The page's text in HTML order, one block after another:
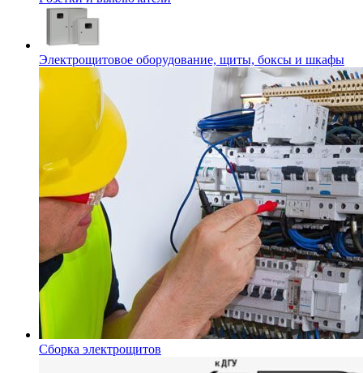
Электрощитовое оборудование, щиты, боксы и шкафы
Сборка электрощитов